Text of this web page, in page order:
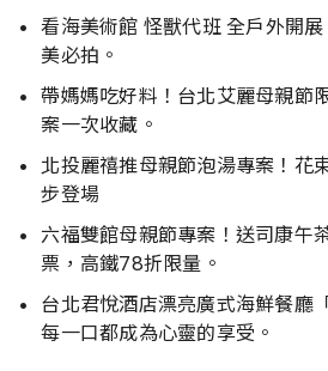
看海美術館 怪獸代班 全戶外開
美必拍。
帶媽媽吃好料！台北艾麗母親節
案一次收藏。
北投麗禧推母親節泡湯專案！花
步登場
六福雙館母親節專案！送司康午
票，高鐵78折限量。
台北君悅酒店漂亮廣式海鮮餐廳
每一口都成為心靈的享受。